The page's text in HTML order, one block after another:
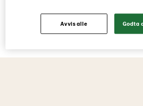
Avvis alle Godta